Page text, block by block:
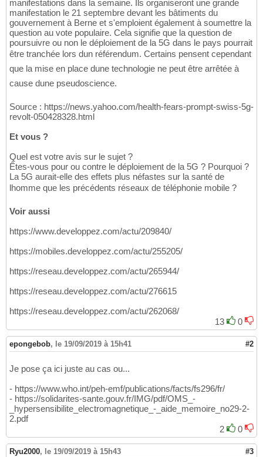
manifestations dans la semaine. Ils organiseront une grande
manifestation le 21 septembre devant les bâtiments du
gouvernement à Berne et s'emploient également à soumettre la
question au vote populaire. Cela signifie que la question de
poursuivre ou non le déploiement de la 5G dans le pays pourrait
être tranchée lors dun référendum. Certains pensent cependant
que la mise en place dune technologie ne peut être arrêtée à
cause dune pseudoscience.
Source : https://news.yahoo.com/health-fears-prompt-swiss-5g-
revolt-050428328.html
Et vous ?
Quel est votre avis sur le sujet ?
Êtes-vous pour ou contre le déploiement de la 5G ? Pourquoi ?
La 5G aurait-elle des effets plus néfastes sur la santé de
lhomme que les précédents réseaux de téléphonie mobile ?
Voir aussi
https://www.developpez.com/actu/209840/
https://mobiles.developpez.com/actu/255205/
https://reseau.developpez.com/actu/265944/
https://reseau.developpez.com/actu/276615
https://reseau.developpez.com/actu/262068/
13
0
epongebob, le 19/09/2019 à 15h41 #2
Je pose ça ici juste au cas ou...
- https://www.who.int/peh-emf/publications/facts/fs296/fr/
- https://solidarites-sante.gouv.fr/IMG/pdf/OMS_-
_hypersensibilite_electromagnetique_-_aide_memoire_no29-2-
2.pdf
2
0
Ryu2000, le 19/09/2019 à 15h43 #3